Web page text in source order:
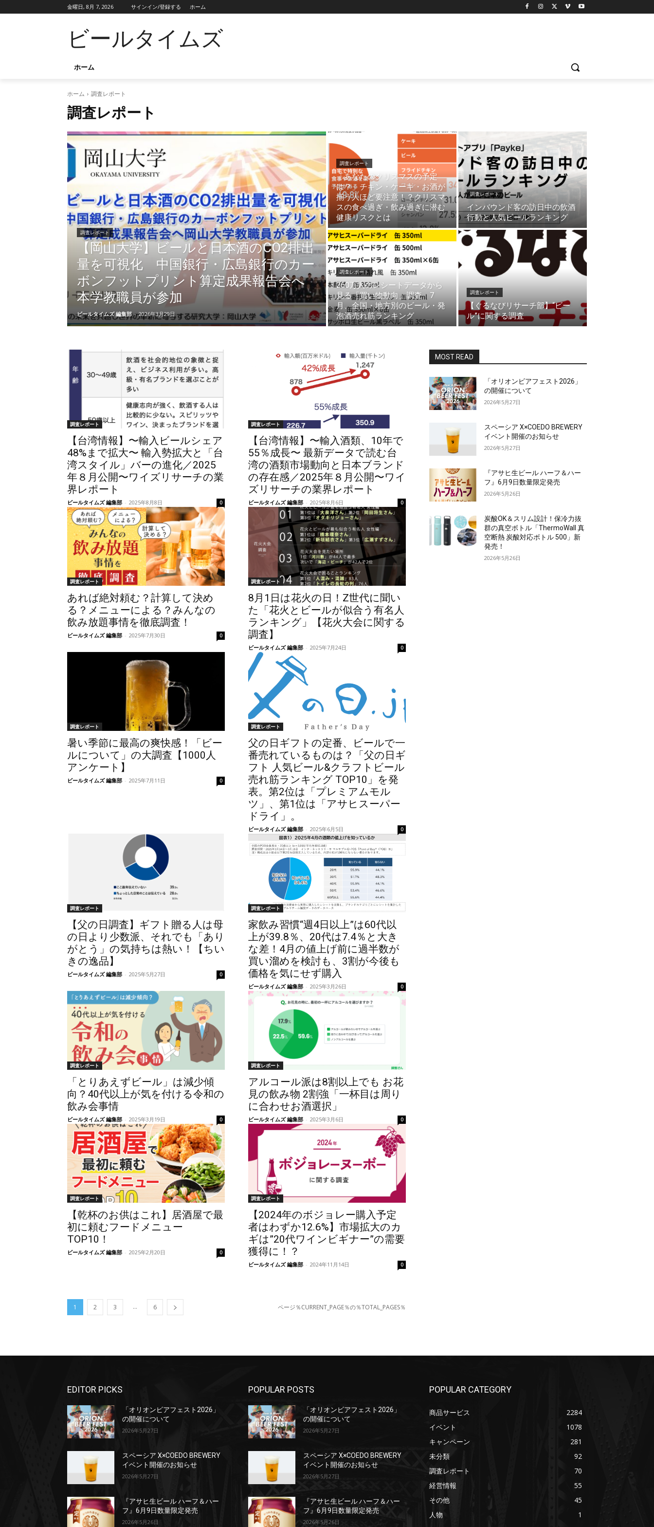
金曜日, 8月 7, 2026 サインイン/登録する ホーム
ビールタイムズ
ホーム
ホーム 調査レポート
調査レポート
調査レポート
【岡山大学】ビールと日本酒のCO2排出
量を可視化 中国銀行・広島銀行のカー
ボンフットプリント算定成果報告会へ
本学教職員が参加
ビールタイムズ 編集部 - 2026年3月29日
調査レポート
「あなたのクリスマスの予定
は？」チキン・ケーキ・お酒が
揃う人ほど要注意！？クリスマ
スの食べ過ぎ・飲み過ぎに潜む
健康リスクとは
調査レポート
インバウンド客の訪日中の飲酒
行動と人気ビールランキング
調査レポート
260万人のレシートデータから
見る「買い物動向」調査 7
月、全国・地方別のビール・発
泡酒売れ筋ランキング
調査レポート
【ぐるなびリサーチ部】“ビー
ル”に関する調査
調査レポート
【台湾情報】〜輸入ビールシェア
48%まで拡大〜 輸入勢拡大と「台
湾スタイル」バーの進化／2025
年８月公開〜ワイズリサーチの業
界レポート
ビールタイムズ 編集部 - 2025年8月8日 0
調査レポート
【台湾情報】〜輸入酒類、10年で
55％成長〜 最新データで読む台
湾の酒類市場動向と日本ブランド
の存在感／2025年８月公開〜ワイ
ズリサーチの業界レポート
ビールタイムズ 編集部 - 2025年8月6日 0
調査レポート
あれば絶対頼む？計算して決め
る？メニューによる？みんなの
飲み放題事情を徹底調査！
ビールタイムズ 編集部 - 2025年7月30日 0
調査レポート
8月1日は花火の日！Z世代に聞い
た「花火とビールが似合う有名人
ランキング」【花火大会に関する
調査】
ビールタイムズ 編集部 - 2025年7月24日 0
調査レポート
暑い季節に最高の爽快感！「ビー
ルについて」の大調査【1000人
アンケート】
ビールタイムズ 編集部 - 2025年7月11日 0
調査レポート
父の日ギフトの定番、ビールで一
番売れているものは？「父の日ギ
フト 人気ビール&クラフトビール
売れ筋ランキング TOP10」を発
表。第2位は「プレミアムモル
ツ」、第1位は「アサヒスーパー
ドライ」。
ビールタイムズ 編集部 - 2025年6月5日 0
調査レポート
【父の日調査】ギフト贈る人は母
の日より少数派、それでも「あり
がとう」の気持ちは熱い！【ちい
きの逸品】
ビールタイムズ 編集部 - 2025年5月27日 0
調査レポート
家飲み習慣“週4日以上”は60代以
上が39.8％、20代は7.4％と大き
な差！4月の値上げ前に過半数が
買い溜めを検討も、3割が今後も
価格を気にせず購入
ビールタイムズ 編集部 - 2025年3月26日 0
調査レポート
「とりあえずビール」は減少傾
向？40代以上が気を付ける令和の
飲み会事情
ビールタイムズ 編集部 - 2025年3月19日 0
調査レポート
アルコール派は8割以上でも お花
見の飲み物 2割強「一杯目は周り
に合わせお酒選択」
ビールタイムズ 編集部 - 2025年3月6日 0
調査レポート
【乾杯のお供はこれ】居酒屋で最
初に頼むフードメニュー
TOP10！
ビールタイムズ 編集部 - 2025年2月20日 0
調査レポート
【2024年のボジョレー購入予定
者はわずか12.6%】市場拡大のカ
ギは”20代ワインビギナー”の需要
獲得に！？
ビールタイムズ 編集部 - 2024年11月14日 0
1 2 3 ... 6 ページ％CURRENT_PAGE％の％TOTAL_PAGES％
MOST READ
「オリオンビアフェスト2026」
の開催について
2026年5月27日
スペーシア X×COEDO BREWERY
イベント開催のお知らせ
2026年5月27日
『アサヒ生ビール ハーフ＆ハー
フ』6月9日数量限定発売
2026年5月26日
炭酸OK＆スリム設計！保冷力抜
群の真空ボトル「ThermoWall 真
空断熱 炭酸対応ボトル 500」新
発売！
2026年5月26日
EDITOR PICKS
「オリオンビアフェスト2026」
の開催について
2026年5月27日
スペーシア X×COEDO BREWERY
イベント開催のお知らせ
2026年5月27日
『アサヒ生ビール ハーフ＆ハー
フ』6月9日数量限定発売
2026年5月26日
POPULAR POSTS
「オリオンビアフェスト2026」
の開催について
2026年5月27日
スペーシア X×COEDO BREWERY
イベント開催のお知らせ
2026年5月27日
『アサヒ生ビール ハーフ＆ハー
フ』6月9日数量限定発売
2026年5月26日
POPULAR CATEGORY
商品サービス
2284
イベント
1078
キャンペーン
281
未分類
92
調査レポート
70
経営情報
55
その他
45
人物
1